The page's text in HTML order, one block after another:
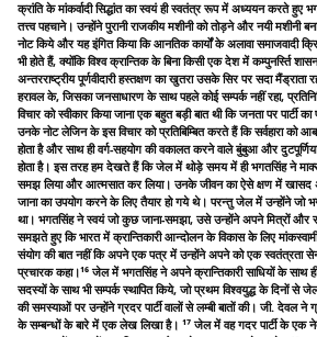
क्रांति के मांकर्वादी सिद्धांत का स्वयं ही स्वतंत्र रूप में अध्ययन करते हुए
तत्त्व पहचाने। उन्होंने पुरानी राजकीय मशीनी को तोड़ने और नयी मशीनी
नोट किये और यह इंगित किया कि आनतिक कार्यों के अलावा समाजवादी
भी होते हैं, क्योंकि विश्व क्रान्तिक के बिना किसी एक देश में कम्पुनर्स्ति
अन्तरराष्ट्रीय पूर्णवीदारी हस्तक्षण का खुतरा उसके सिर पर सदा मैंड्राता
हरावल के, जिसका जनसाधारण के साथ पहले कोई सम्पर्क नहीं रहा,
विचार को स्वीकार किया जाना एक बहुत बड़ी बात थी कि जनता पर पार्टी
उनके नोट लेजिन के इस विचार को प्रतिबिम्बित करते हैं कि सर्वहारा को
होता है और साथ ही वर्ग-सहयोग की वकालत करने वाले बुंबुआ और दुटपूर्णिया
होता है। इस तरह हम देखते हैं कि जेल में थोड़े समय में ही भगतसिंह ने
समझ लिया और आत्मसात कर लिया। उनके जीवन का ऐसे क्षण में खासद
जाना का उपयोग करने के लिए तैयार हो गये थे। परन्तु जेल में उन्होंने जो
था। भगतसिंह ने स्वयं जो कुछ जाना-समझा, उसे उन्होंने अपने मित्रों और
समझते हुए कि भारत में क्रान्तिकारी आन्दोलन के विकास के लिए मांकस्वामी
संयोग की बात नहीं कि अपने एक पत्र में उन्होंने अपने को एक स्वतंत्रता
प्रचारक कहा।¹⁶ जेल में भगतसिंह ने अपने क्रान्तिकारी साधियों के साथ
सदस्यों के साथ भी सम्पर्क स्थापित किये, जो प्रथम विश्वयुद्ध के दिनों से
की समस्याओं पर उन्होंने ग्रदर पार्टी वालों से लम्बी बातों की। जी. देवल
के सम्बन्धों के बारे में एक लेख लिखा है। ¹⁷ जेल में वह गदर पार्टी के एक